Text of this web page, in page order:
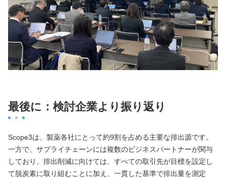
最後に：検討企業より振り返り
Scope3は、製薬各社にとって約9割を占める主要な排出源です。
一方で、サプライチェーンには複数のビジネスパートナーが関与
しており、排出削減に向けては、すべての取引先が目標を設定し
て脱炭素に取り組むことに加え、一貫した基準で排出量を測定